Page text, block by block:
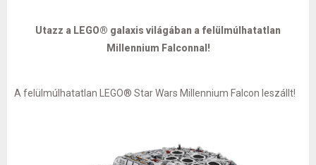
Utazz a LEGO® galaxis világában a felülmúlhatatlan
Millennium Falconnal!
A felülmúlhatatlan LEGO® Star Wars Millennium Falcon leszállt!